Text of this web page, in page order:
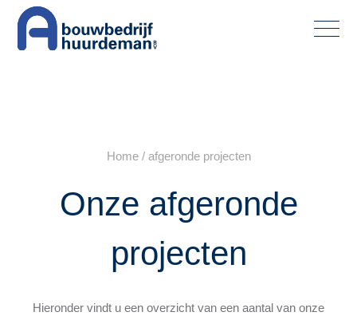
Home/ afgeronde projecten
Onze afgeronde
projecten
Hieronder vindt u een overzicht van een aantal van onze